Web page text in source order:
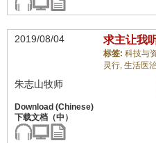
2019/08/04 求主让我
标签: 科技与
灵行, 生活医
朱志山牧师